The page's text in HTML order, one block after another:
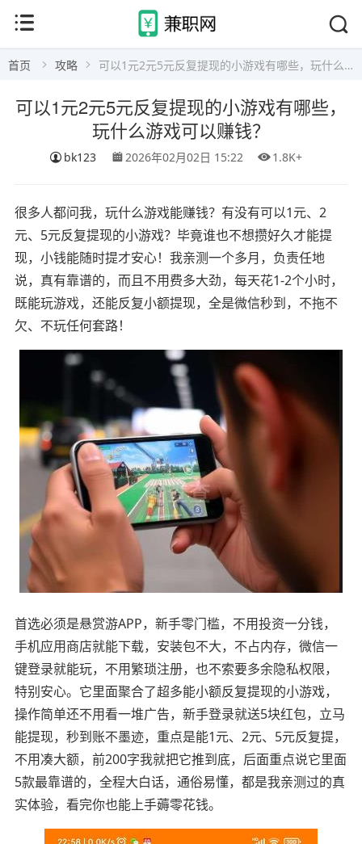
首页 攻略 可以1元2元5元反复提现的小游戏有哪些，玩什么游戏可以赚钱？
可以1元2元5元反复提现的小游戏有哪些，
玩什么游戏可以赚钱？
bk123 2026年02月02日 15:22 1.8K+
很多人都问我，玩什么游戏能赚钱？有没有可以1元、2
元、5元反复提现的小游戏？毕竟谁也不想攒好久才能提
现，小钱能随时提才安心！我亲测一个多月，负责任地
说，真有靠谱的，而且不用费多大劲，每天花1-2个小时，
既能玩游戏，还能反复小额提现，全是微信秒到，不拖不
欠、不玩任何套路！
首选必须是悬赏游APP，新手零门槛，不用投资一分钱，
手机应用商店就能下载，安装包不大，不占内存，微信一
键登录就能玩，不用繁琐注册，也不索要多余隐私权限，
特别安心。它里面聚合了超多能小额反复提现的小游戏，
操作简单还不用看一堆广告，新手登录就送5块红包，立马
能提现，秒到账不墨迹，重点是能1元、2元、5元反复提，
不用凑大额，前200字我就把它推到底，后面重点说它里面
5款最靠谱的，全程大白话，通俗易懂，都是我亲测过的真
实体验，看完你也能上手薅零花钱。